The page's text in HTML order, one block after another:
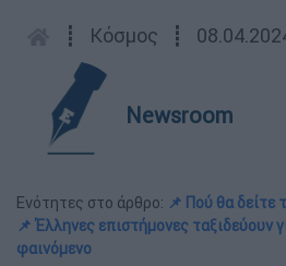
┋ Κόσμος ┋
Newsroom
Ενότητες στο άρθρο: 📌 Πού θα δείτε
📌 Έλληνες επιστήμονες ταξιδεύουν
φαινόμενο